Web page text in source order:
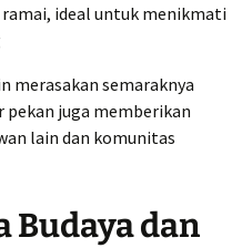
ideal untuk menikmati
merasakan semaraknya
juga memberikan
lain dan komunitas
Budaya dan